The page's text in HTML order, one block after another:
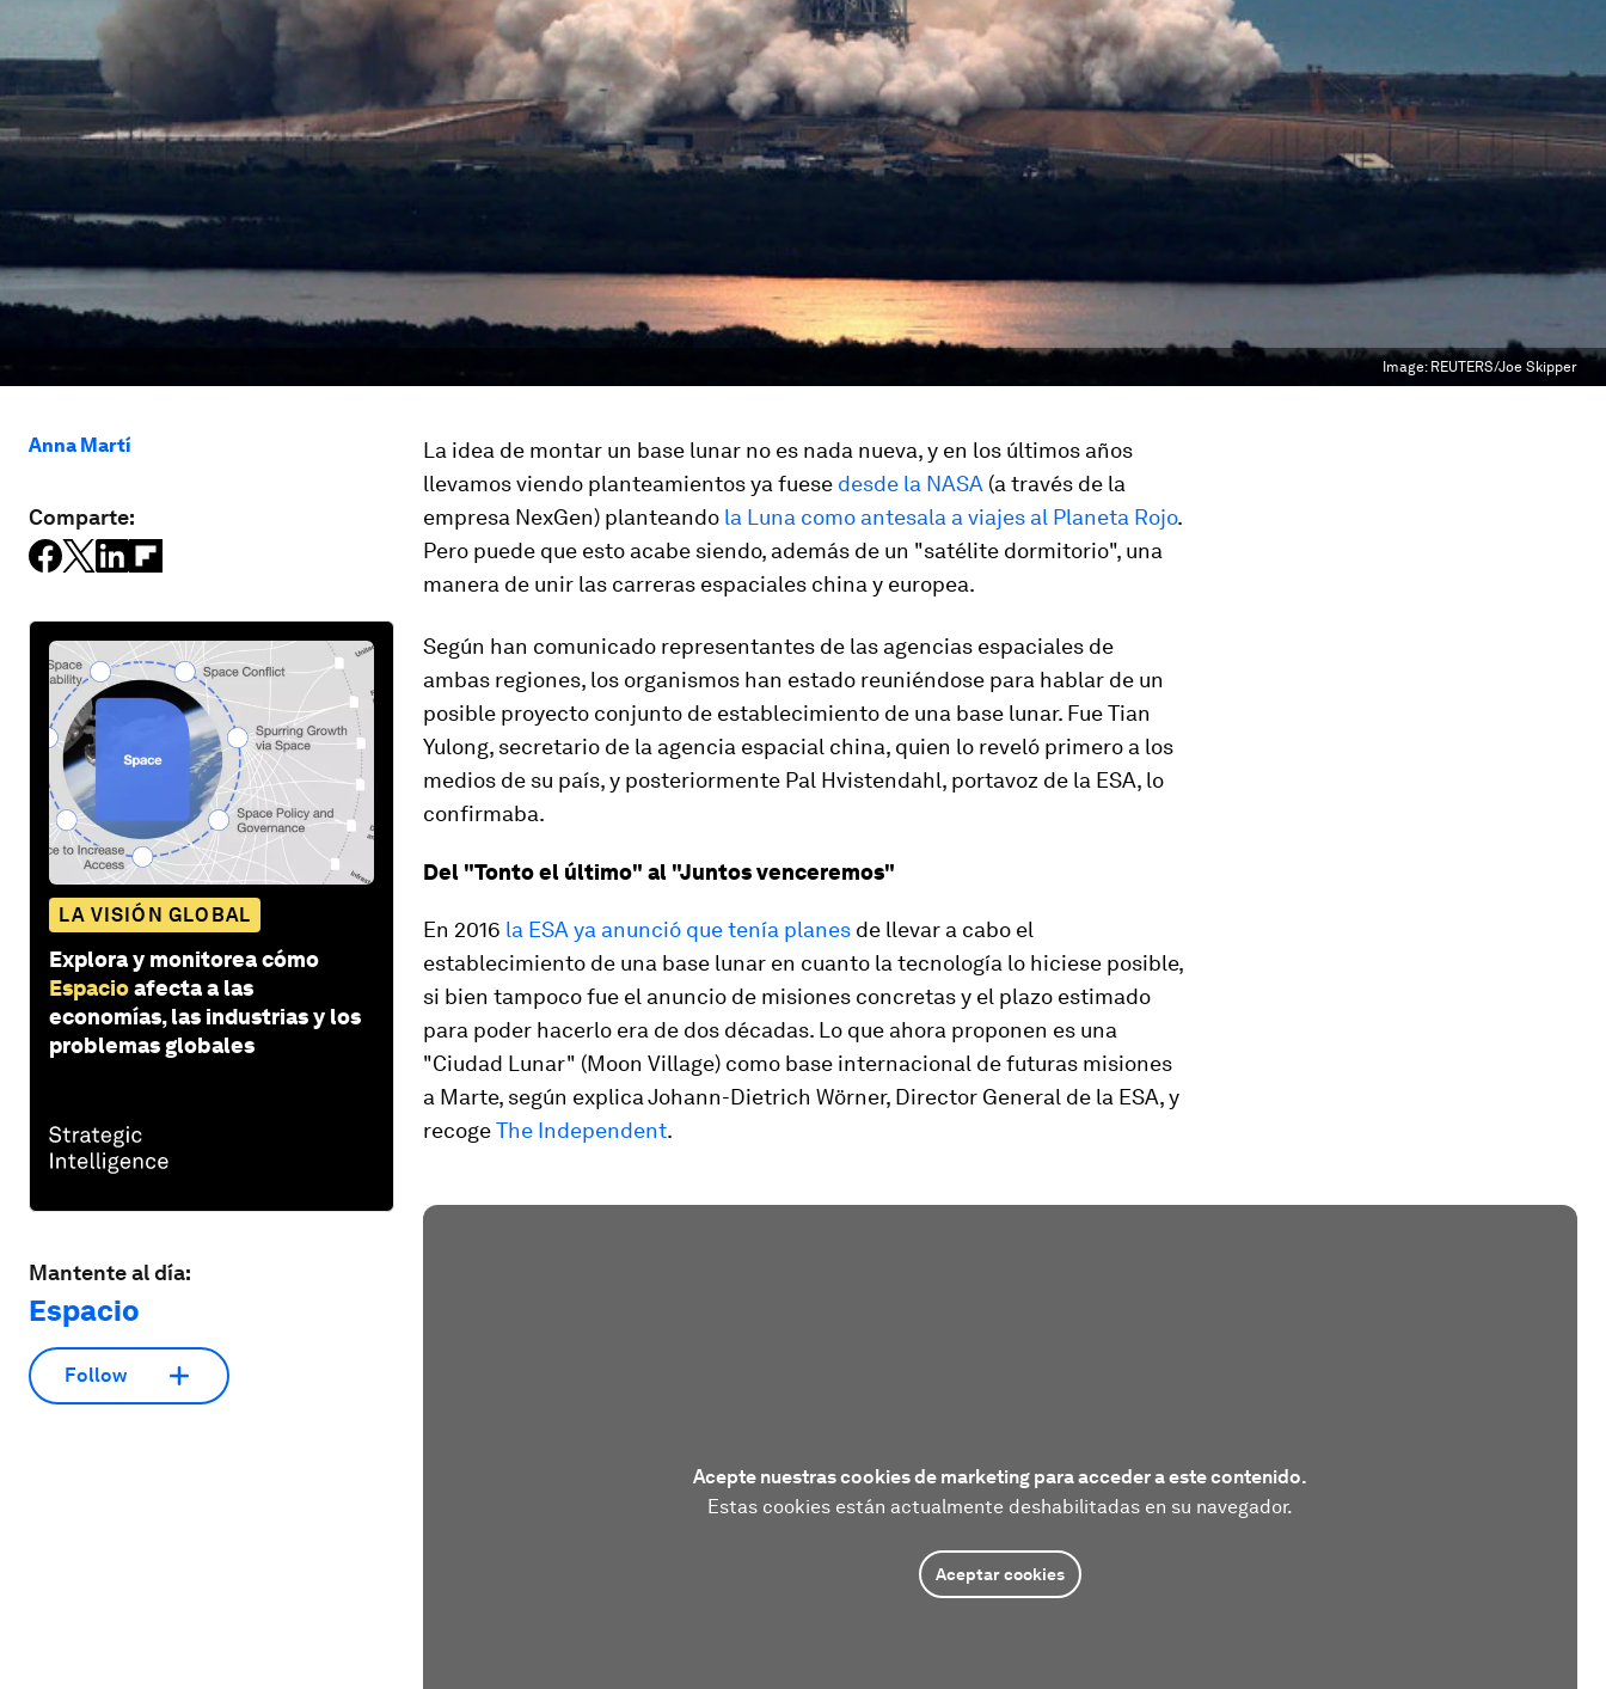
Image: REUTERS/Joe Skipper
Anna Martí
Comparte:
LA VISIÓN GLOBAL
Explora y monitorea cómo
Espacioafecta a las
economías, las industrias y los
problemas globales
Mantente al día:
Espacio
Follow
La idea de montar un base lunar no es nada nueva, y en los últimos años
llevamos viendo planteamientos ya fuese desde la NASA (a través de la
empresa NexGen) planteando la Luna como antesala a viajes al Planeta Rojo.
Pero puede que esto acabe siendo, además de un "satélite dormitorio", una
manera de unir las carreras espaciales china y europea.
Según han comunicado representantes de las agencias espaciales de
ambas regiones, los organismos han estado reuniéndose para hablar de un
posible proyecto conjunto de establecimiento de una base lunar. Fue Tian
Yulong, secretario de la agencia espacial china, quien lo reveló primero a los
medios de su país, y posteriormente Pal Hvistendahl, portavoz de la ESA, lo
confirmaba.
Del "Tonto el último" al "Juntos venceremos"
En 2016 la ESA ya anunció que tenía planes de llevar a cabo el
establecimiento de una base lunar en cuanto la tecnología lo hiciese posible,
si bien tampoco fue el anuncio de misiones concretas y el plazo estimado
para poder hacerlo era de dos décadas. Lo que ahora proponen es una
"Ciudad Lunar" (Moon Village) como base internacional de futuras misiones
a Marte, según explica Johann-Dietrich Wörner, Director General de la ESA, y
recogeThe Independent.
Acepte nuestras cookies de marketing para acceder a este contenido.
Estas cookies están actualmente deshabilitadas en su navegador.
Aceptar cookies